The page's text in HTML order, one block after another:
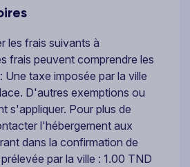
les frais suivants à
frais peuvent comprendre les
Une taxe imposée par la ville
D'autres exemptions ou
s'appliquer. Pour plus de
l'hébergement aux
dans la confirmation de
par la ville : 1.00 TND